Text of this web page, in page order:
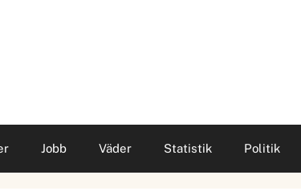
Jobb Väder Statistik Politik